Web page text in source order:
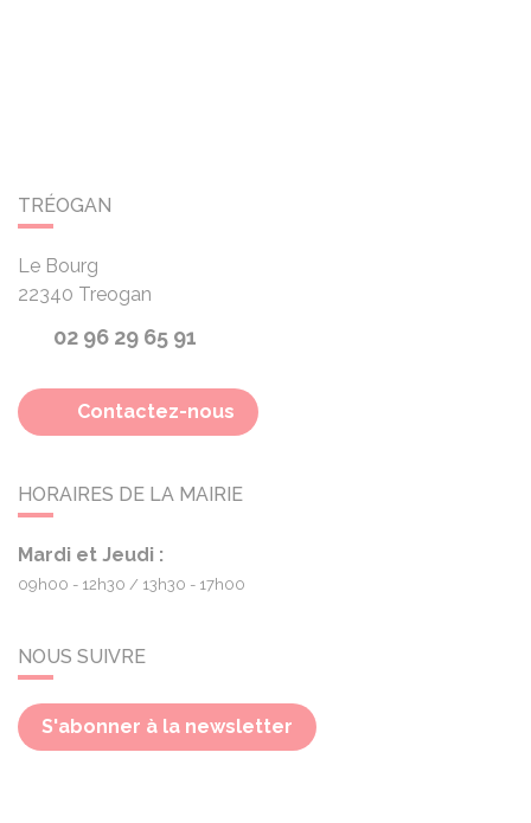
TRÉOGAN
Le Bourg
22340 Treogan
02 96 29 65 91
Contactez-nous
HORAIRES DE LA MAIRIE
Mardi et Jeudi :
09h00 - 12h30 13h30 - 17h00
NOUS SUIVRE
S'abonner à la newsletter